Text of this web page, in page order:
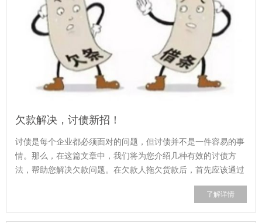
欠款解决，讨债新招！
讨债是每个企业都必须面对的问题，但讨债并不是一件容易的事
情。那么，在这篇文章中，我们将为您介绍几种有效的讨债方
法，帮助您解决欠款问题。在欠款人拖欠货款后，首先应该通过
了解详情